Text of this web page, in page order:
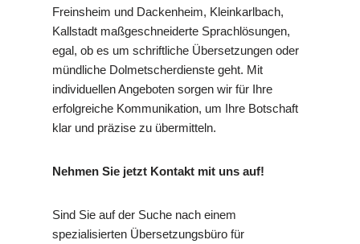
Freinsheim und Dackenheim, Kleinkarlbach,
Kallstadt maßgeschneiderte Sprachlösungen,
egal, ob es um schriftliche Übersetzungen oder
mündliche Dolmetscherdienste geht. Mit
individuellen Angeboten sorgen wir für Ihre
erfolgreiche Kommunikation, um Ihre Botschaft
klar und präzise zu übermitteln.
Nehmen Sie jetzt Kontakt mit uns auf!
Sind Sie auf der Suche nach einem
spezialisierten Übersetzungsbüro für